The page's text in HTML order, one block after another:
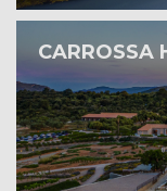
CARROSSA